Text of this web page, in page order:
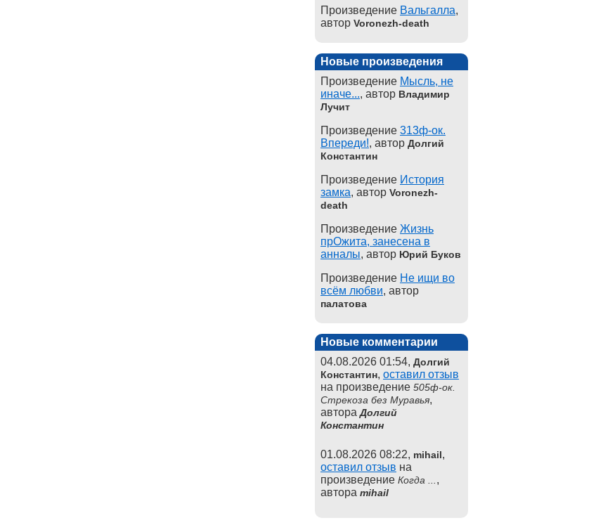
Произведение Вальгалла,
автор Voronezh-death
Новые произведения
Произведение Мысль, не
иначе..., автор Владимир
Лучит
Произведение 313ф-ок.
Впереди!, автор Долгий
Константин
Произведение История
замка, автор Voronezh-
death
Произведение Жизнь
прОжита, занесена в
анналы, автор Юрий Буков
Произведение Не ищи во
всём любви, автор
палатова
Новые комментарии
04.08.2026 01:54, Долгий
Константин, оставил отзыв
на произведение 505ф-ок.
Стрекоза без Муравья,
автораДолгий
Константин
01.08.2026 08:22, mihail,
оставил отзыв на
произведение Когда ... ,
автора mihail